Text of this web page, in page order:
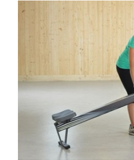
Wohnzimmer zu einem
Concept 2 hingegen ähnelt eher
bekannt aus Fitnessstudio oder
Schneller Aufbau
Der Concept 2 ist bereits nach
einzelnes Einrasten der
Modells und das Rudergerät ist